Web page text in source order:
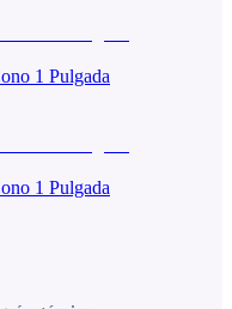
1 Pulgada
1 Pulgada